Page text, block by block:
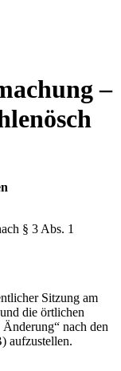
–
§ 3 Abs. 1
Sitzung am
die örtlichen
nach den
aufzustellen.